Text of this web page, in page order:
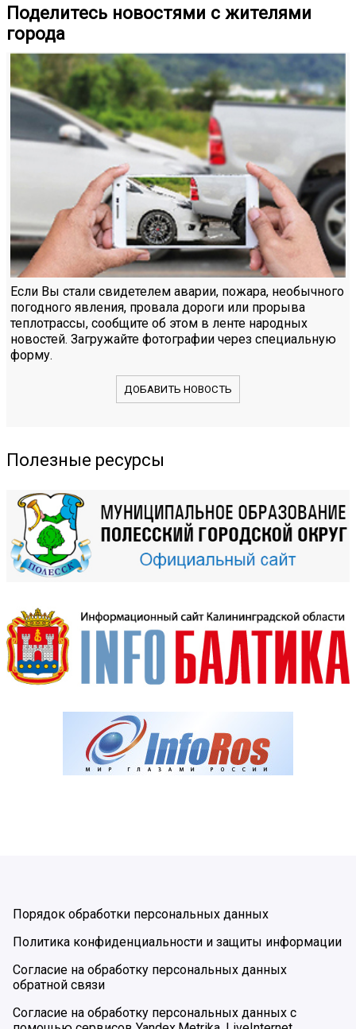
Поделитесь новостями с жителями
города
Если Вы стали свидетелем аварии, пожара, необычного
погодного явления, провала дороги или прорыва
теплотрассы, сообщите об этом в ленте народных
новостей. Загружайте фотографии через специальную
форму.
ДОБАВИТЬ НОВОСТЬ
Полезные ресурсы
Порядок обработки персональных данных
Политика конфиденциальности и защиты информации
Согласие на обработку персональных данных
обратной связи
Согласие на обработку персональных данных с